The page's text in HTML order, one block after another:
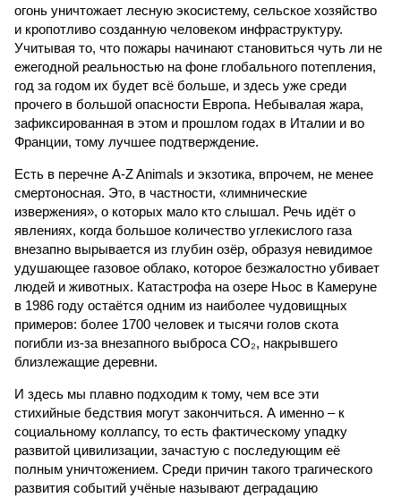
огонь уничтожает лесную экосистему, сельское хозяйство
и кропотливо созданную человеком инфраструктуру.
Учитывая то, что пожары начинают становиться чуть ли не
ежегодной реальностью на фоне глобального потепления,
год за годом их будет всё больше, и здесь уже среди
прочего в большой опасности Европа. Небывалая жара,
зафиксированная в этом и прошлом годах в Италии и во
Франции, тому лучшее подтверждение.
Есть в перечне A-Z Animals и экзотика, впрочем, не менее
смертоносная. Это, в частности, «лимнические
извержения», о которых мало кто слышал. Речь идёт о
явлениях, когда большое количество углекислого газа
внезапно вырывается из глубин озёр, образуя невидимое
удушающее газовое облако, которое безжалостно убивает
людей и животных. Катастрофа на озере Ньос в Камеруне
в 1986 году остаётся одним из наиболее чудовищных
примеров: более 1700 человек и тысячи голов скота
погибли из-за внезапного выброса CO₂, накрывшего
близлежащие деревни.
И здесь мы плавно подходим к тому, чем все эти
стихийные бедствия могут закончиться. А именно – к
социальному коллапсу, то есть фактическому упадку
развитой цивилизации, зачастую с последующим её
полным уничтожением. Среди причин такого трагического
развития событий учёные называют деградацию